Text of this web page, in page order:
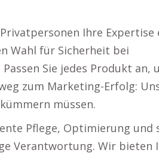
Ihre Expertise
Wahl für Sicherheit bei
Sie jedes Produkt an,
zum Marketing-Erfolg:
müssen.
Pflege, Optimierung und
Verantwortung. Wir bieten